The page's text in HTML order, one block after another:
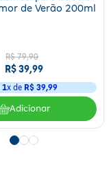
como pescoço,
de Verão 200ml
R$ 79,90
R$39,99
1x de R$ 39,99
Adicionar